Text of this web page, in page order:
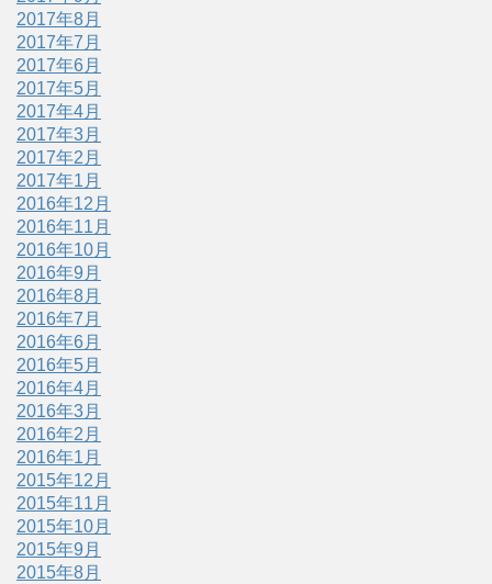
2017年8月
2017年7月
2017年6月
2017年5月
2017年4月
2017年3月
2017年2月
2017年1月
2016年12月
2016年11月
2016年10月
2016年9月
2016年8月
2016年7月
2016年6月
2016年5月
2016年4月
2016年3月
2016年2月
2016年1月
2015年12月
2015年11月
2015年10月
2015年9月
2015年8月